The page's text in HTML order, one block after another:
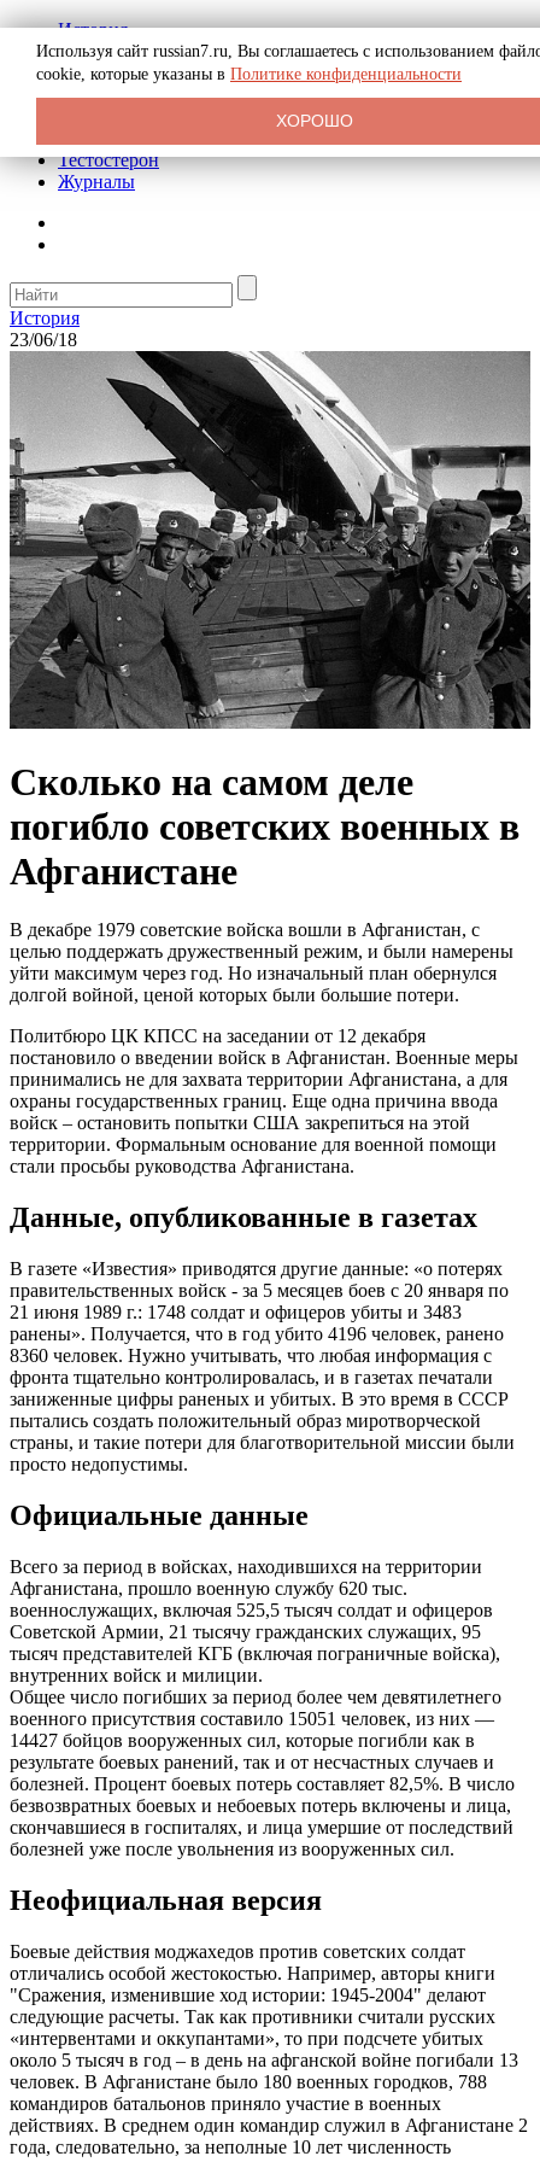
История
Биография
Криминал
Реклама на сайте
Тестостерон
Журналы
История
23/06/18
Сколько на самом деле
погибло советских военных в
Афганистане
В декабре 1979 советские войска вошли в Афганистан, с
целью поддержать дружественный режим, и были намерены
уйти максимум через год. Но изначальный план обернулся
долгой войной, ценой которых были большие потери.
Политбюро ЦК КПСС на заседании от 12 декабря
постановило о введении войск в Афганистан. Военные меры
принимались не для захвата территории Афганистана, а для
охраны государственных границ. Еще одна причина ввода
войск – остановить попытки США закрепиться на этой
территории. Формальным основание для военной помощи
стали просьбы руководства Афганистана.
Данные, опубликованные в газетах
В газете «Известия» приводятся другие данные: «о потерях
правительственных войск - за 5 месяцев боев с 20 января по
21 июня 1989 г.: 1748 солдат и офицеров убиты и 3483
ранены». Получается, что в год убито 4196 человек, ранено
8360 человек. Нужно учитывать, что любая информация с
фронта тщательно контролировалась, и в газетах печатали
заниженные цифры раненых и убитых. В это время в СССР
пытались создать положительный образ миротворческой
страны, и такие потери для благотворительной миссии были
просто недопустимы.
Официальные данные
Всего за период в войсках, находившихся на территории
Афганистана, прошло военную службу 620 тыс.
военнослужащих, включая 525,5 тысяч солдат и офицеров
Советской Армии, 21 тысячу гражданских служащих, 95
тысяч представителей КГБ (включая пограничные войска),
внутренних войск и милиции.
Общее число погибших за период более чем девятилетнего
военного присутствия составило 15051 человек, из них —
14427 бойцов вооруженных сил, которые погибли как в
результате боевых ранений, так и от несчастных случаев и
болезней. Процент боевых потерь составляет 82,5%. В число
безвозвратных боевых и небоевых потерь включены и лица,
скончавшиеся в госпиталях, и лица умершие от последствий
болезней уже после увольнения из вооруженных сил.
Неофициальная версия
Боевые действия моджахедов против советских солдат
отличались особой жестокостью. Например, авторы книги
"Сражения, изменившие ход истории: 1945-2004" делают
следующие расчеты. Так как противники считали русских
«интервентами и оккупантами», то при подсчете убитых
около 5 тысяч в год – в день на афганской войне погибали 13
человек. В Афганистане было 180 военных городков, 788
командиров батальонов приняло участие в военных
действиях. В среднем один командир служил в Афганистане 2
года, следовательно, за неполные 10 лет численность
Используя сайт russian7.ru, Вы соглашаетесь с использованием
cookie, которые указаны в Политике конфиденциальности
ХОРОШО